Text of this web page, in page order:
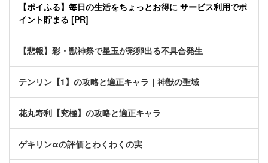
【ポイふる】毎日の生活をちょっとお得に サービス利用でポ
イント貯まる [PR]
【悲報】彩・獣神祭で星玉が彩卵出る不具合発生
テンリン【1】の攻略と適正キャラ｜神獣の聖域
花丸寿利【究極】の攻略と適正キャラ
ゲキリンαの評価とわくわくの実